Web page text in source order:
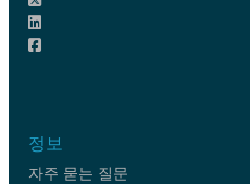
정보
자주 묻는 질문